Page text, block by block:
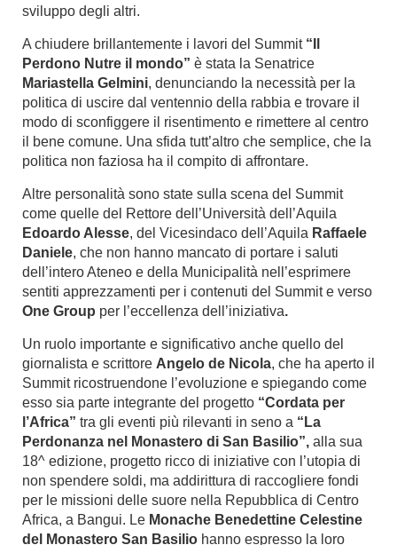
sviluppo degli altri.
A chiudere brillantemente i lavori del Summit “Il
Perdono Nutre il mondo” è stata la Senatrice
Mariastella Gelmini, denunciando la necessità per la
politica di uscire dal ventennio della rabbia e trovare il
modo di sconfiggere il risentimento e rimettere al centro
il bene comune. Una sfida tutt’altro che semplice, che la
politica non faziosa ha il compito di affrontare.
Altre personalità sono state sulla scena del Summit
come quelle del Rettore dell’Università dell’Aquila
Edoardo Alesse, del Vicesindaco dell’Aquila Raffaele
Daniele, che non hanno mancato di portare i saluti
dell’intero Ateneo e della Municipalità nell’esprimere
sentiti apprezzamenti per i contenuti del Summit e verso
One Group per l’eccellenza dell’iniziativa.
Un ruolo importante e significativo anche quello del
giornalista e scrittore Angelo de Nicola, che ha aperto il
Summit ricostruendone l’evoluzione e spiegando come
esso sia parte integrante del progetto “Cordata per
l’Africa” tra gli eventi più rilevanti in seno a “La
Perdonanza nel Monastero di San Basilio”, alla sua
18^ edizione, progetto ricco di iniziative con l’utopia di
non spendere soldi, ma addirittura di raccogliere fondi
per le missioni delle suore nella Repubblica di Centro
Africa, a Bangui. Le Monache Benedettine Celestine
del Monastero San Basilio hanno espresso la loro